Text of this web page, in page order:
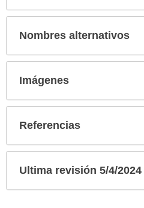
Nombres alternativos
Imágenes
Referencias
Ultima revisión 5/4/2024